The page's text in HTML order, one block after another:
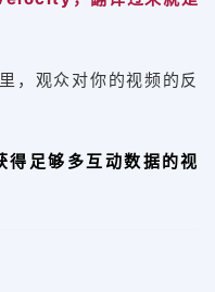
，观众对你的视频的反
得足够多互动数据的视